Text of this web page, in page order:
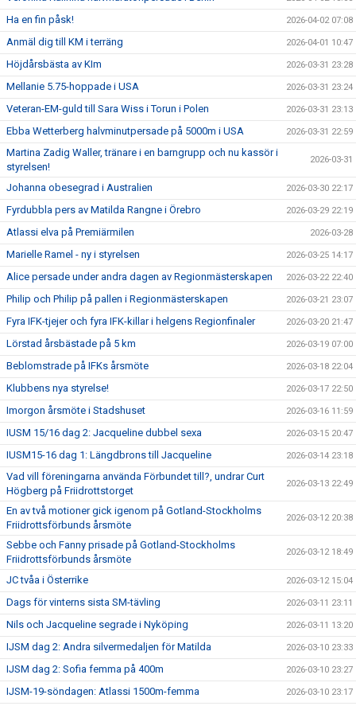
Ha en fin påsk! 2026-04-02 07:08
Anmäl dig till KM i terräng 2026-04-01 10:47
Höjdårsbästa av KIm 2026-03-31 23:28
Mellanie 5.75-hoppade i USA 2026-03-31 23:24
Veteran-EM-guld till Sara Wiss i Torun i Polen 2026-03-31 23:13
Ebba Wetterberg halvminutpersade på 5000m i USA 2026-03-31 22:59
Martina Zadig Waller, tränare i en barngrupp och nu kassör i
styrelsen!
2026-03-31
Johanna obesegrad i Australien 2026-03-30 22:17
Fyrdubbla pers av Matilda Rangne i Örebro 2026-03-29 22:19
Atlassi elva på Premiärmilen 2026-03-28
Marielle Ramel - ny i styrelsen 2026-03-25 14:17
Alice persade under andra dagen av Regionmästerskapen 2026-03-22 22:40
Philip och Philip på pallen i Regionmästerskapen 2026-03-21 23:07
Fyra IFK-tjejer och fyra IFK-killar i helgens Regionfinaler 2026-03-20 21:47
Lörstad årsbästade på 5 km 2026-03-19 07:00
Beblomstrade på IFKs årsmöte 2026-03-18 22:04
Klubbens nya styrelse! 2026-03-17 22:50
Imorgon årsmöte i Stadshuset 2026-03-16 11:59
IUSM 15/16 dag 2: Jacqueline dubbel sexa 2026-03-15 20:47
IUSM15-16 dag 1: Längdbrons till Jacqueline 2026-03-14 23:18
Vad vill föreningarna använda Förbundet till?, undrar Curt
Högberg på Friidrottstorget
2026-03-13 22:49
En av två motioner gick igenom på Gotland-Stockholms
Friidrottsförbunds årsmöte
2026-03-12 20:38
Sebbe och Fanny prisade på Gotland-Stockholms
Friidrottsförbunds årsmöte
2026-03-12 18:49
JC tvåa i Österrike 2026-03-12 15:04
Dags för vinterns sista SM-tävling 2026-03-11 23:11
Nils och Jacqueline segrade i Nyköping 2026-03-11 13:20
IJSM dag 2: Andra silvermedaljen för Matilda 2026-03-10 23:33
IJSM dag 2: Sofia femma på 400m 2026-03-10 23:27
IJSM-19-söndagen: Atlassi 1500m-femma 2026-03-10 23:17